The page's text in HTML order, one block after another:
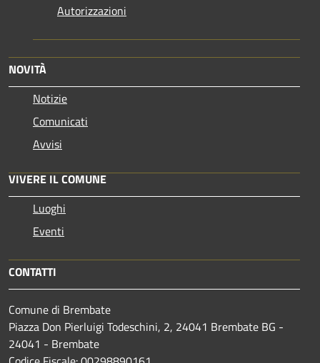
Autorizzazioni
NOVITÀ
Notizie
Comunicati
Avvisi
VIVERE IL COMUNE
Luoghi
Eventi
CONTATTI
Comune di Brembate
Piazza Don Pierluigi Todeschini, 2, 24041 Brembate BG -
24041 - Brembate